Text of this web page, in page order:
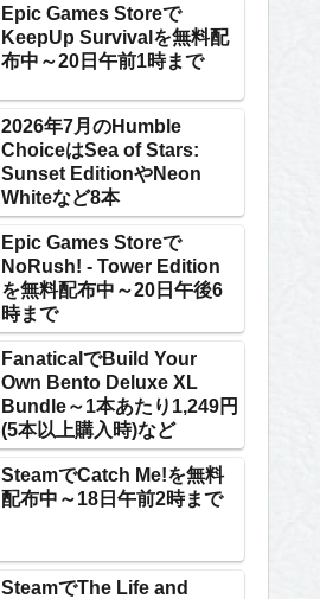
Epic Games Storeで
KeepUp Survivalを無料配
布中～20日午前1時まで
2026年7月のHumble
ChoiceはSea of Stars:
Sunset EditionやNeon
Whiteなど8本
Epic Games Storeで
NoRush! - Tower Edition
を無料配布中～20日午後6
時まで
FanaticalでBuild Your
Own Bento Deluxe XL
Bundle～1本あたり1,249円
(5本以上購入時)など
SteamでCatch Me!を無料
配布中～18日午前2時まで
SteamでThe Life and